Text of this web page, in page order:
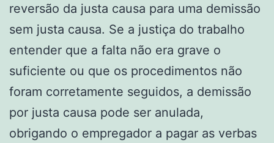
reversão da justa causa para uma demissão
sem justa causa. Se a justiça do trabalho
entender que a falta não era grave o
suficiente ou que os procedimentos não
foram corretamente seguidos, a demissão
por justa causa pode ser anulada,
obrigando o empregador a pagar as verbas